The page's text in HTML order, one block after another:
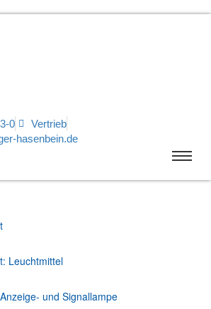
0
Vertrieb
hasenbein.de
Leuchtmittel
und Signallampe